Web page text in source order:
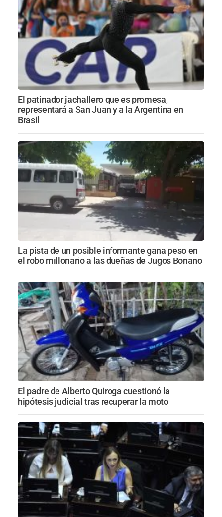
El patinador jachallero que es promesa,
representará a San Juan y a la Argentina en
Brasil
La pista de un posible informante gana peso en
el robo millonario a las dueñas de Jugos Bonano
El padre de Alberto Quiroga cuestionó la
hipótesis judicial tras recuperar la moto